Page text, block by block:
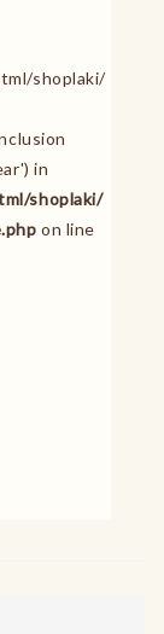
shoplaki/
in
shoplaki/
on line